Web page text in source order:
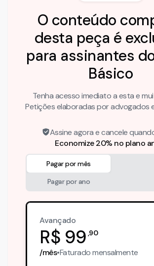
O conteúdo
desta peça é
para assinantes
Básico
Tenha acesso imediato a esta e
Petições elaboradas por advogados
Assine agora e cancele
Economize 20% no plano
Pagar por mês
Pagar por ano
Avançado
R$ 99 ,90
/mês•Faturadomensalmente